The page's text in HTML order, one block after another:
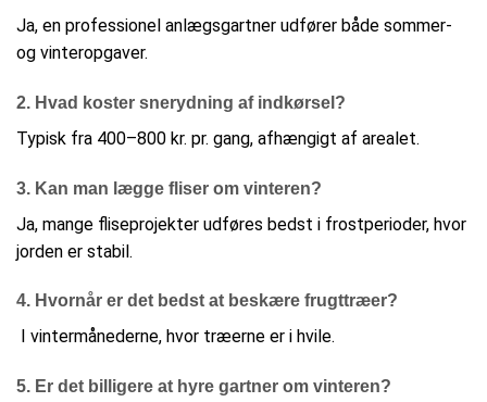
Ja, en professionel anlægsgartner udfører både sommer-
og vinteropgaver.
2. Hvad koster snerydning af indkørsel?
Typisk fra 400–800 kr. pr. gang, afhængigt af arealet.
3. Kan man lægge fliser om vinteren?
Ja, mange fliseprojekter udføres bedst i frostperioder, hvor
jorden er stabil.
4. Hvornår er det bedst at beskære frugttræer?
I vintermånederne, hvor træerne er i hvile.
5. Er det billigere at hyre gartner om vinteren?